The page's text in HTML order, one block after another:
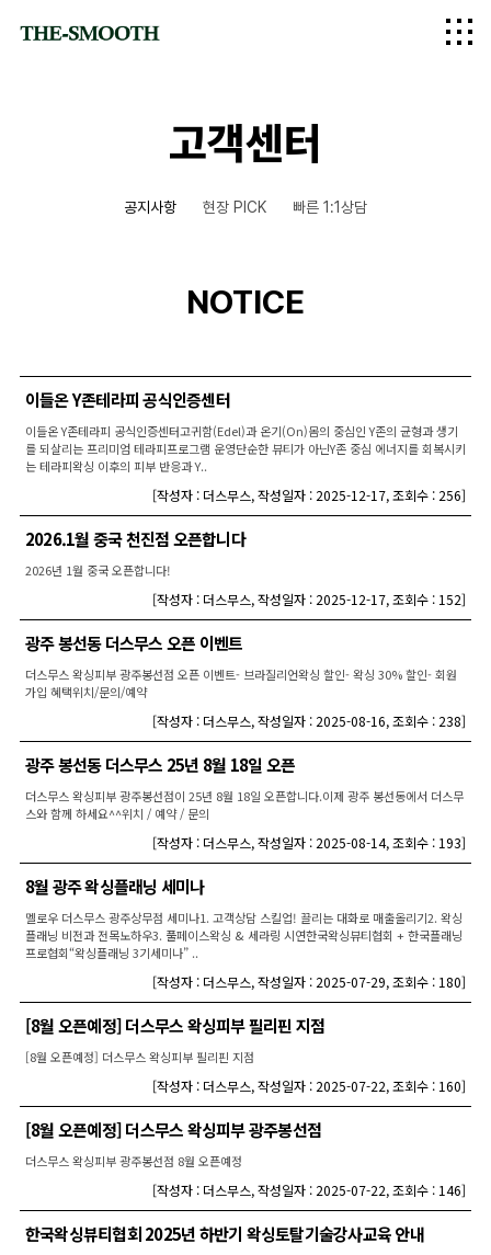
logo
고객센터
공지사항 현장 PICK 빠른 1:1상담
NOTICE
이들온 Y존테라피 공식인증센터
이들온 Y존테라피 공식인증센터고귀함(Edel)과 온기(On)몸의 중심인 Y존의 균형과 생기
를 되살리는 프리미엄 테라피프로그램 운영단순한 뷰티가 아닌Y존 중심 에너지를 회복시키
는 테라피왁싱 이후의 피부 반응과 Y..
[작성자 : 더스무스,작성일자 : 2025-12-17,조회수 : 256]
2026.1월 중국 천진점 오픈합니다
2026년 1월 중국 오픈합니다!
[작성자 : 더스무스,작성일자 : 2025-12-17,조회수 : 152]
광주 봉선동 더스무스 오픈 이벤트
더스무스 왁싱피부 광주봉선점 오픈 이벤트- 브라질리언왁싱 할인- 왁싱 30% 할인- 회원
가입 혜택위치/문의/예약
[작성자 : 더스무스,작성일자 : 2025-08-16,조회수 : 238]
광주 봉선동 더스무스 25년 8월 18일 오픈
더스무스 왁싱피부 광주봉선점이 25년 8월 18일 오픈합니다.이제 광주 봉선동에서 더스무
스와 함께 하세요^^위치 / 예약 / 문의
[작성자 : 더스무스,작성일자 : 2025-08-14,조회수 : 193]
8월 광주 왁싱플래닝 세미나
멜로우 더스무스 광주상무점 세미나1. 고객상담 스킬업! 끌리는 대화로 매출올리기2. 왁싱
플래닝 비전과 전목노하우3. 풀페이스왁싱 & 세라링 시연한국왁싱뷰티협회 + 한국플래닝
프로협회“왁싱플래닝 3기세미나” ..
[작성자 : 더스무스,작성일자 : 2025-07-29,조회수 : 180]
[8월 오픈예정] 더스무스 왁싱피부 필리핀 지점
[8월 오픈예정] 더스무스 왁싱피부 필리핀 지점
[작성자 : 더스무스,작성일자 : 2025-07-22,조회수 : 160]
[8월 오픈예정] 더스무스 왁싱피부 광주봉선점
더스무스 왁싱피부 광주봉선점 8월 오픈예정
[작성자 : 더스무스,작성일자 : 2025-07-22,조회수 : 146]
한국왁싱뷰티협회 2025년 하반기 왁싱토탈기술강사교육 안내